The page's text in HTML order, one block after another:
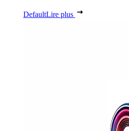
DefaultLire plus